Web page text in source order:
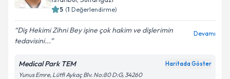
5 (1 Değerlendirme)
Diş Hekimi Zihni Bey işine çok hakim ve dişlerimin
tedavisini...
Devamı
Medical Park TEM Haritada Göster
Yunus Emre, Lütfi Aykaç Blv. No:80 D:G, 34260